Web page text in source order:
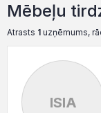
Mēbeļu
Atrasts 1 uzņēmums,
ISIA